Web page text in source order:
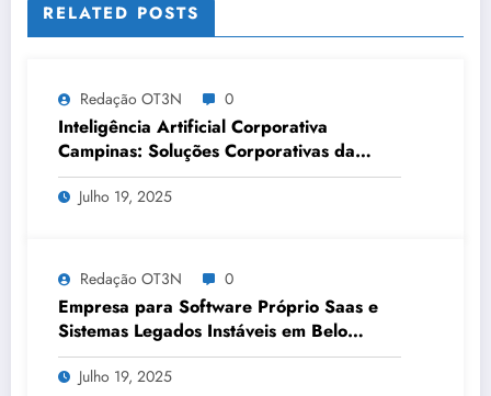
RELATED POSTS
Redação OT3N 0
Inteligência Artificial Corporativa
Campinas: Soluções Corporativas da
OT3N Brasil – Guia 3083
Julho 19, 2025
Redação OT3N 0
Empresa para Software Próprio Saas e
Sistemas Legados Instáveis em Belo
Horizonte | OT3N Brasil – Guia 3449
Julho 19, 2025